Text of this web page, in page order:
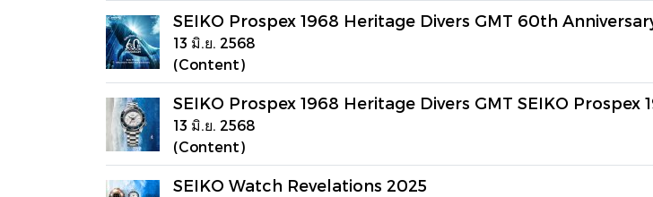
SEIKO Prospex 1968 Heritage Divers GMT 60th
13 มิ.ย. 2568
(Content)
SEIKO Prospex 1968 Heritage Divers GMT SEIKO Prospex
13 มิ.ย. 2568
(Content)
SEIKO Watch Revelations 2025